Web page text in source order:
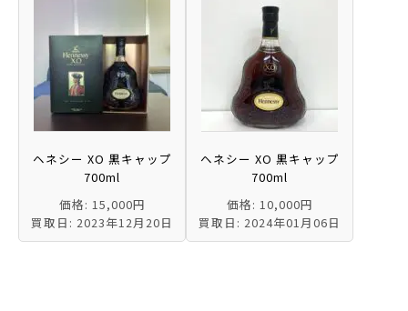
ヘネシー XO 黒キャップ
700ml
価格: 15,000円
買取日: 2023年12月20日
ヘネシー XO 黒キャップ
700ml
価格: 10,000円
買取日: 2024年01月06日